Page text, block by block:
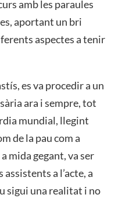
amb les paraules
aportant un bri
aspectes a tenir
es va procedir a un
ara i sempre, tot
mundial, llegint
de la pau com a
mida gegant, va ser
a l’acte, a
sigui una realitat i no